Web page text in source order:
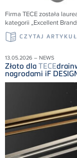
Firma TECEzostała
kategorii „Excellent
CZYTAJ ARTYKUŁ
13.05.2026 – NEWS
Złoto dla TECE
nagrodami iF